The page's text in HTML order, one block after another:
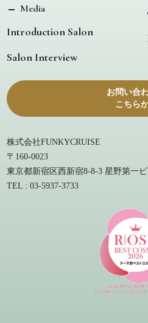
Media
Introduction Salon
Salon Interview
お問い合
こちら
株式会社FUNKYCRUISE
〒160-0023
東京都新宿区西新宿8-8-3 星野第一
TEL : 03-5937-3733